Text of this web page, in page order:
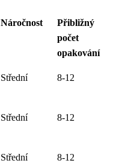
Náročnost
Přibližný
počet
opakování
Střední 8-12
Střední 8-12
Střední 8-12